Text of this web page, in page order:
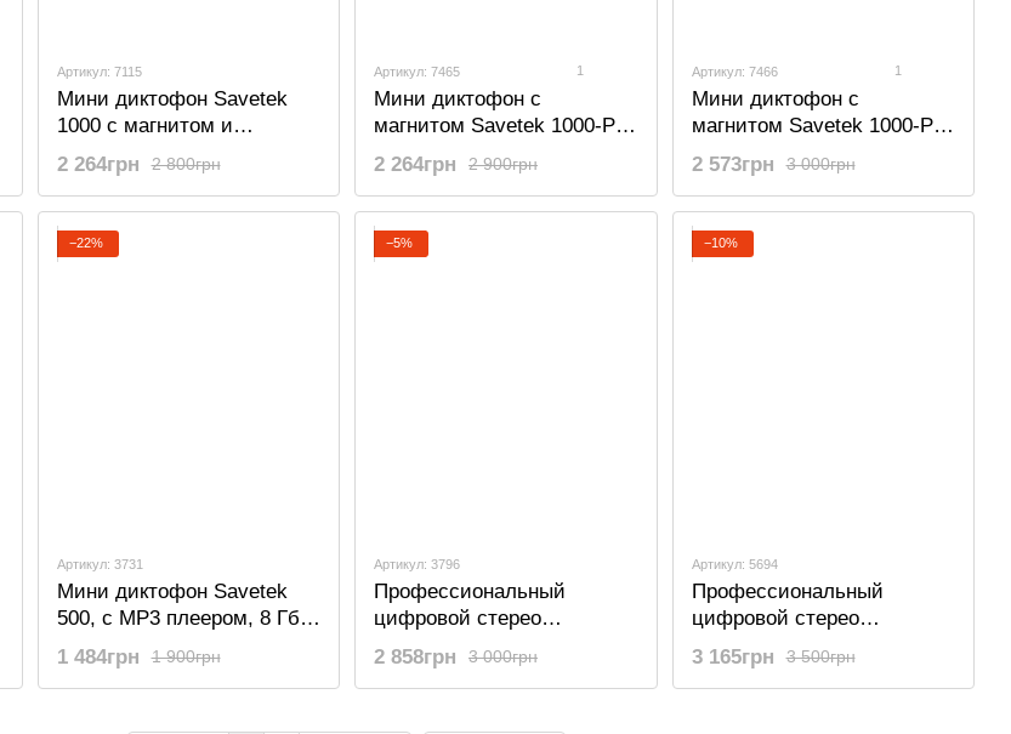
Артикул: 7115
Мини диктофон Savetek
1000 с магнитом и
активацией голосом, 8 Gb,
600 часов работы
2 800грн
2 264грн
Артикул: 7465 1
Мини диктофон с
магнитом Savetek 1000-Pro
с активацией голосом, 8
gb, 500 часов работы
2 900грн
2 264грн
Артикул: 7466 1
Мини диктофон с
магнитом Savetek 1000-Pro
с активацией голосом, 16
gb, 500 часов работы
3 000грн
2 573грн
−22%
Артикул: 3731
Мини диктофон Savetek
500, c MP3 плеером, 8 Гб,
18 часов записи
1 900грн
1 484грн
−5%
Артикул: 3796
Профессиональный
цифровой стерео
диктофон Savetek GS-R06,
с MP3 плеєром +
3 000грн
2 858грн
−10%
Артикул: 5694
Профессиональный
цифровой стерео
диктофон Savetek GS-R06,
с MP3 плеєром +
3 500грн
3 165грн